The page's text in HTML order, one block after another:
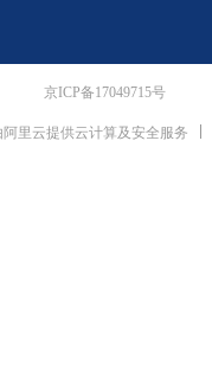
京ICP备17049715号
里云提供云计算及安全服务